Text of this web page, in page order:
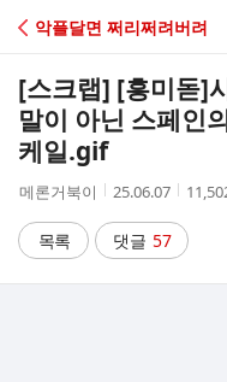
C
A
악플달면 쩌리쩌려버려
[스크랩] [흥미돋]
말이 아닌 스페인
케일.gif
작
자
메론거북이
작
시
간
25.06.07
조
수
목록 댓글 57